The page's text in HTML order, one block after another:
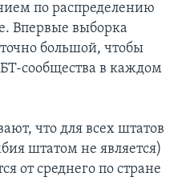
по распределению
Впервые выборка
большой, чтобы
сообщества в каждом
что для всех штатов
штатом не является)
от среднего по стране